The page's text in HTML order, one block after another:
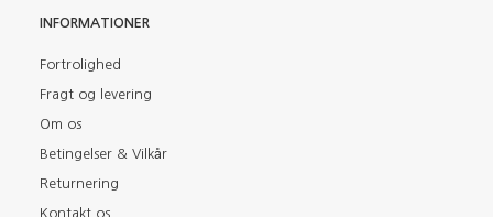
INFORMATIONER
Fortrolighed
Fragt og levering
Om os
Betingelser & Vilkår
Returnering
Kontakt os